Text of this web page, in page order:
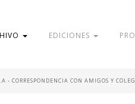
EDICIONES
- CORRESPONDENCIA CON AMIGOS Y